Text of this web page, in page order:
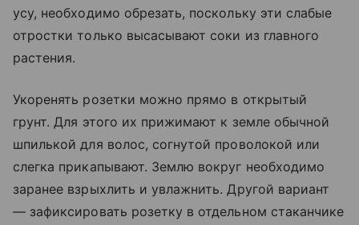
усу, необходимо обрезать, поскольку эти слабые
отростки только высасывают соки из главного
растения.
Укоренять розетки можно прямо в открытый
грунт. Для этого их прижимают к земле обычной
шпилькой для волос, согнутой проволокой или
слегка прикапывают. Землю вокруг необходимо
заранее взрыхлить и увлажнить. Другой вариант
— зафиксировать розетку в отдельном стаканчике